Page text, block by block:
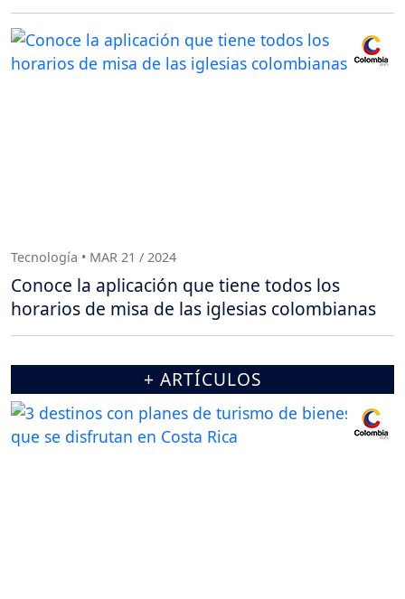
Tecnología • MAR 21 / 2024
Conoce la aplicación que tiene todos los
horarios de misa de las iglesias colombianas
+ ARTÍCULOS